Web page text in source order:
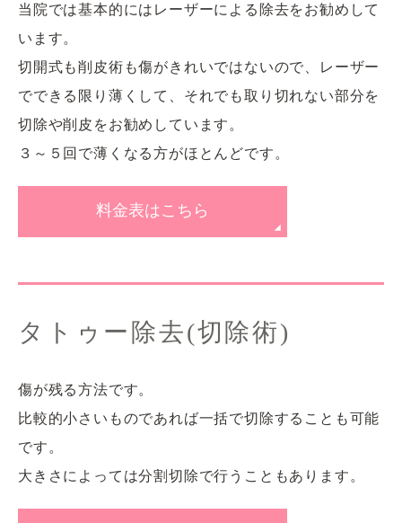
当院では基本的にはレーザーによる除去をお勧めして
います。
切開式も削皮術も傷がきれいではないので、レーザー
でできる限り薄くして、それでも取り切れない部分を
切除や削皮をお勧めしています。
３～５回で薄くなる方がほとんどです。
料金表はこちら
タトゥー除去(切除術)
傷が残る方法です。
比較的小さいものであれば一括で切除することも可能
です。
大きさによっては分割切除で行うこともあります。